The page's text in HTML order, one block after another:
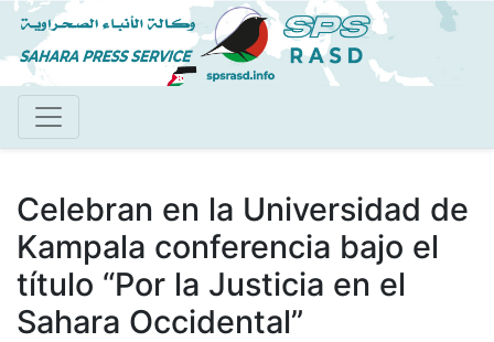
Pasar
al
contenido
Celebran en la Universidad de
Kampala conferencia bajo el
título “Por la Justicia en el
Sahara Occidental”